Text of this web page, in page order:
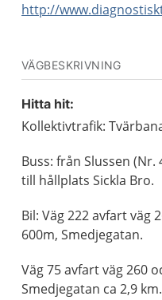
http://
VÄGBESKRIVNING
Hitta hit:
Kollektivtrafik:
Buss: från Slussen (Nr.
till hållplats Sickla Bro.
Bil: Väg 222 avfart väg
600m, Smedjegatan.
Väg 75 avfart väg 260
Smedjegatan ca 2,9 km.